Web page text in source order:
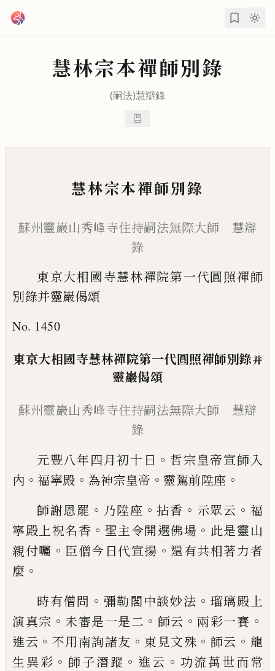
慧林宗本禪師別錄
(嗣法)慧辯錄
慧林宗本禪師別錄
蘇州靈巖山秀峰寺住持嗣法無際大師 慧辯
錄
東京大相國寺慧林禪院第一代圓照禪師
別錄并靈巖偈頌
No. 1450
東京大相國寺慧林禪院第一代圓照禪師別錄并
靈巖偈頌
蘇州靈巖山秀峰寺住持嗣法無際大師 慧辯
錄
元豐八年四月初十日 。 哲宗皇帝宣師入
內 。 福寧殿 。 為神宗皇帝 。 靈駕前陞座 。
師謝恩罷 。 乃陞座 。拈香 。 示眾云 。 福
寧殿上祝名香 。 聖主令開選佛場 。 此是靈山
親付囑 。 臣僧今日代宣揚 。 還有共相著力者
麼 。
時有僧問 。 彌勒閣中談妙法 。 瑠璃殿上
演真宗 。 未審是一是二 。 師云 。兩彩一賽 。
進云 。 不用南詢諸友 。 東見文殊 。 師云 。 龍
生異彩 。 師子潛蹤 。 進云 。 功流萬世而常